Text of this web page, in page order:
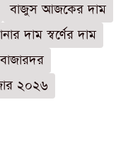
বাজুস আজকের দাম
দাম স্বর্ণের দাম
বাজারদর
২০২৬